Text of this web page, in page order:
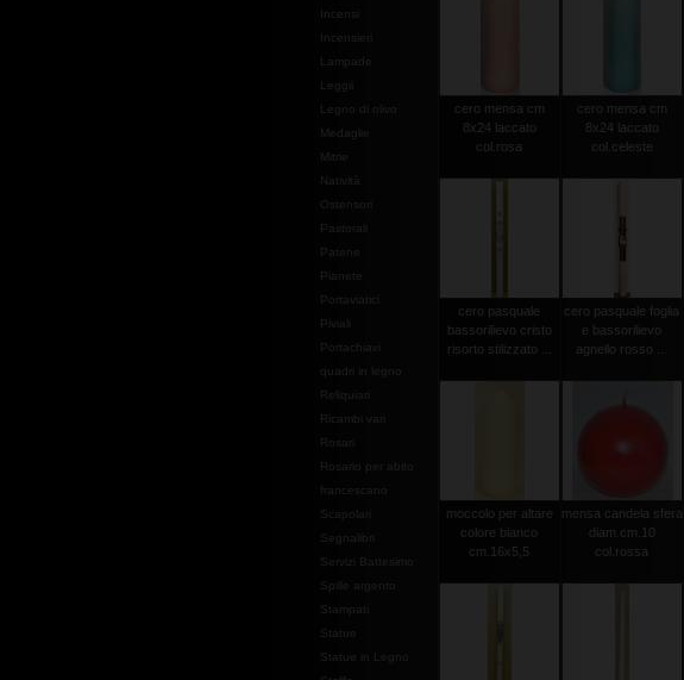
Incensi
Incensieri
Lampade
Leggii
Legno di olivo
Medaglie
Mitrie
Natività
Ostensori
Pastorali
Patene
Pianete
Portaviatici
Piviali
Portachiavi
quadri in legno
Reliquiari
Ricambi vari
Rosari
Rosario per abito
francescano
Scapolari
Segnalibri
Servizi Battesimo
Spille argento
Stampati
Statue
Statue in Legno
cero mensa cm
8x24 laccato
col.rosa
cero mensa cm
8x24 laccato
col.celeste
cero pasquale
bassorilievo cristo
risorto stilizzato ...
cero pasquale foglia
e bassorilievo
agnello rosso ...
moccolo per altare
colore bianco
cm.16x5,5
mensa candela sfera
diam.cm.10
col.rossa